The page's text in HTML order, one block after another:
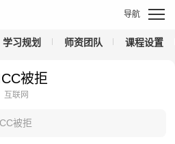
学习规划 师资团队 课程设置
被拒
互联网
被拒